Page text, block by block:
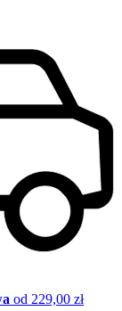
od 229,00 zł